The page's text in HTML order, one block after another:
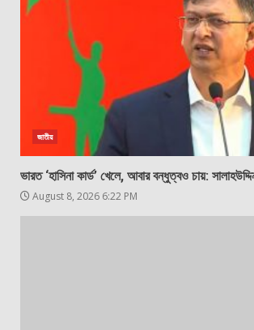
জাতীয়
ভারত ‘হাসিনা কার্ড’ খেলে, আবার বন্ধুত্বও চায়:
August 8, 2026 6:22 PM